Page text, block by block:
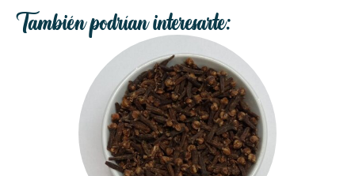
También podrían interesarte: